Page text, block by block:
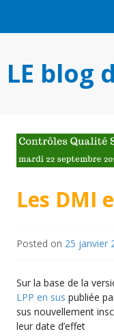
LE blog
Les DMI
Posted on 25 janvier
Sur la base de la
LPP en sus publiée
sus nouvellement
leur date d’effet